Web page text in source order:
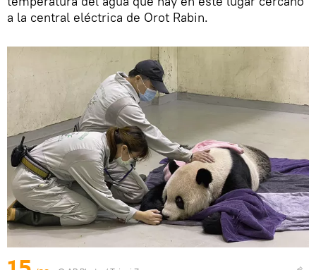
a la central eléctrica de Orot Rabin.